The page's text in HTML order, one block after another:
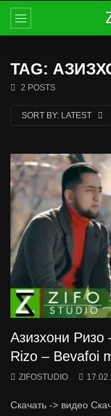
TAG:
2 POSTS
SORT BY: LATEST
Азизхони
Rizo – Bevafoi
ZIFOSTUDIO
Скачать -> видео